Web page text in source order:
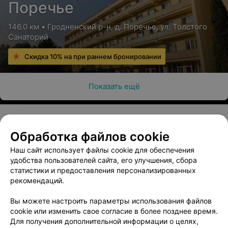
Поречье
146.0 км • Гродненский р-н, д. Поречье, ул. Толстого
Санаторий
Скидка 10% на при раннем бронировании
Показать ещё
О проекте Новости проекта
Размещение рекламы
Медицинский маркетинг
Публичный договор
Пользовательское соглашение
Способы оплаты
Написать в поддержку
Персональные настройки cookie
Обработка файлов cookie
Наш сайт использует файлы cookie для обеспечения
удобства пользователей сайта, его улучшения, сбора
статистики и предоставления персонализированных
рекомендаций.
Вы можете настроить параметры использования файлов
cookie или изменить свое согласие в более позднее время.
Для получения дополнительной информации о целях,